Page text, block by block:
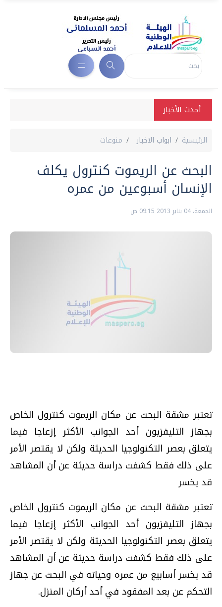
أحدث الأخبار
الرئيسية ابواب الاخبار منوعات
البحث عن الريموت كنترول يكلف
الإنسان أسبوعين من عمره
الجمعة، 04 يناير 2013 09:15 ص
تعتبر مشقة البحث عن مكان الريموت كنترول الخاص
بجهاز التليفزيون أحد الجوانب الأكثر إزعاجا فيما
يتعلق بعصر التكنولوجيا الحديثة ولكن لا يقتصر الأمر
على ذلك فقط كشفت دراسة حديثة عن أن المشاهد
قد يخسر
تعتبر مشقة البحث عن مكان الريموت كنترول الخاص
بجهاز التليفزيون أحد الجوانب الأكثر إزعاجا فيما
يتعلق بعصر التكنولوجيا الحديثة ولكن لا يقتصر الأمر
على ذلك فقط كشفت دراسة حديثة عن أن المشاهد
قد يخسر أسابيع من عمره وحياته في البحث عن جهاز
التحكم عن بعد المفقود في أحد أركان المنزل.